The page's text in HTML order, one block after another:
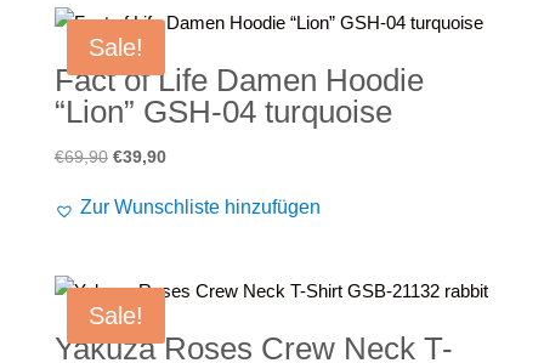
Sale!
Fact of Life Damen Hoodie
“Lion” GSH-04 turquoise
€69,90 Ursprünglicher
war:
€39,90Aktueller
ist:
Zur Wunschliste hinzufügen
Sale!
Yakuza Roses Crew Neck T-